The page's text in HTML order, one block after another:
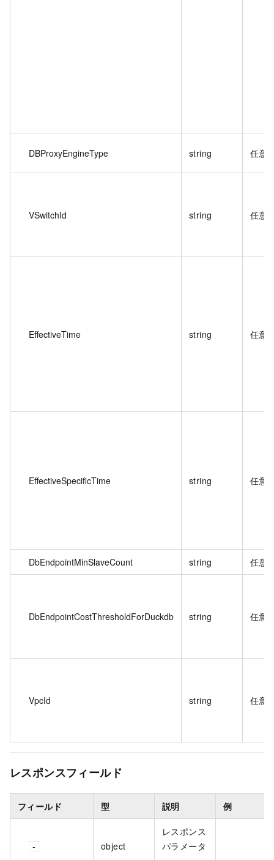
DBProxyEngineType string 任意
VSwitchId string 任意
EffectiveTime string 任意
EffectiveSpecificTime string 任意
DbEndpointMinSlaveCount string 任意
DbEndpointCostThresholdForDuckdb string 任意
VpcId string 任意
レスポンスフィールド
フィールド 型 説明 例
object
レスポンス
パラメータ